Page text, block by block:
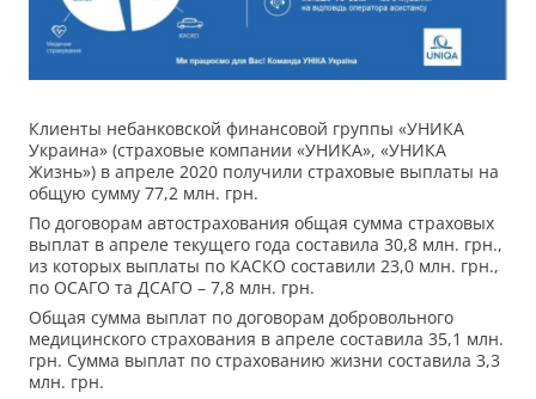
Клиенты небанковской финансовой группы «УНИКА
Украина» (страховые компании «УНИКА», «УНИКА
Жизнь») в апреле 2020 получили страховые выплаты на
общую сумму 77,2 млн. грн.
По договорам автострахования общая сумма страховых
выплат в апреле текущего года составила 30,8 млн. грн.,
из которых выплаты по КАСКО составили 23,0 млн. грн.,
по ОСАГО та ДСАГО – 7,8 млн. грн.
Общая сумма выплат по договорам добровольного
медицинского страхования в апреле составила 35,1 млн.
грн. Сумма выплат по страхованию жизни составила 3,3
млн. грн.